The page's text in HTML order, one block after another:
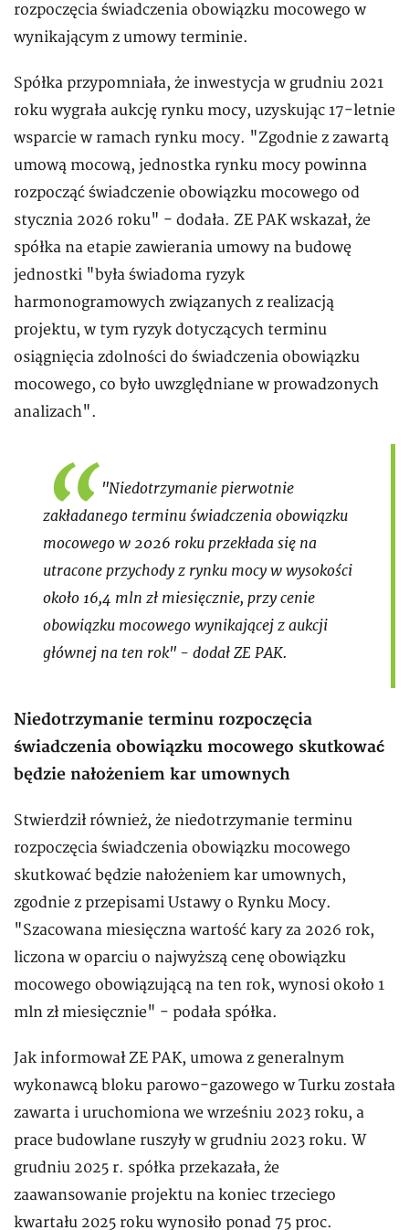
rozpoczęcia świadczenia obowiązku mocowego w
wynikającym z umowy terminie.
Spółka przypomniała, że inwestycja w grudniu 2021
roku wygrała aukcję rynku mocy, uzyskując 17-letnie
wsparcie w ramach rynku mocy. "Zgodnie z zawartą
umową mocową, jednostka rynku mocy powinna
rozpocząć świadczenie obowiązku mocowego od
stycznia 2026 roku" - dodała. ZE PAK wskazał, że
spółka na etapie zawierania umowy na budowę
jednostki "była świadoma ryzyk
harmonogramowych związanych z realizacją
projektu, w tym ryzyk dotyczących terminu
osiągnięcia zdolności do świadczenia obowiązku
mocowego, co było uwzględniane w prowadzonych
analizach".
"Niedotrzymanie pierwotnie
zakładanego terminu świadczenia obowiązku
mocowego w 2026 roku przekłada się na
utracone przychody z rynku mocy w wysokości
około 16,4 mln zł miesięcznie, przy cenie
obowiązku mocowego wynikającej z aukcji
głównej na ten rok" - dodał ZE PAK.
Niedotrzymanie terminu rozpoczęcia
świadczenia obowiązku mocowego skutkować
będzie nałożeniem kar umownych
Stwierdził również, że niedotrzymanie terminu
rozpoczęcia świadczenia obowiązku mocowego
skutkować będzie nałożeniem kar umownych,
zgodnie z przepisami Ustawy o Rynku Mocy.
"Szacowana miesięczna wartość kary za 2026 rok,
liczona w oparciu o najwyższą cenę obowiązku
mocowego obowiązującą na ten rok, wynosi około 1
mln zł miesięcznie" - podała spółka.
Jak informował ZE PAK, umowa z generalnym
wykonawcą bloku parowo-gazowego w Turku została
zawarta i uruchomiona we wrześniu 2023 roku, a
prace budowlane ruszyły w grudniu 2023 roku. W
grudniu 2025 r. spółka przekazała, że
zaawansowanie projektu na koniec trzeciego
kwartału 2025 roku wynosiło ponad 75 proc.